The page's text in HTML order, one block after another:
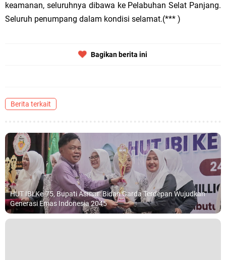
keamanan, seluruhnya dibawa ke Pelabuhan Selat Panjang.
Seluruh penumpang dalam kondisi selamat.(*** )
Bagikan berita ini
Berita terkait
HUT IBI Ke-75, Bupati Asmar: Bidan Garda Terdepan Wujudkan
Generasi Emas Indonesia 2045